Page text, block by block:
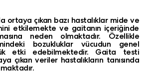
ortaya çıkan bazı hastalıklar mide ve
etkilemekte ve gaitanın içeriğinde
neden olmaktadır. Özellikle
bozukluklar vücudun genel
etki edebilmektedir. Gaita testi
çıkan veriler hastalıkların tanısında